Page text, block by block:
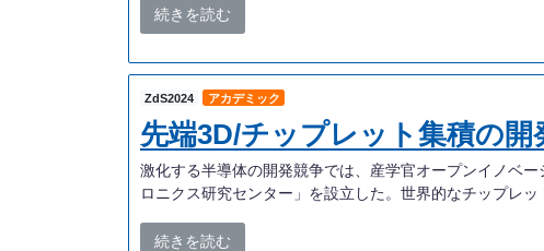
続きを読む
ZdS2024 アカデミック
先端3D/チップレット集積の
激化する半導体の開発競争では、産学官オープンイノベ
ロニクス研究センター」を設立した。世界的なチップレッ
続きを読む